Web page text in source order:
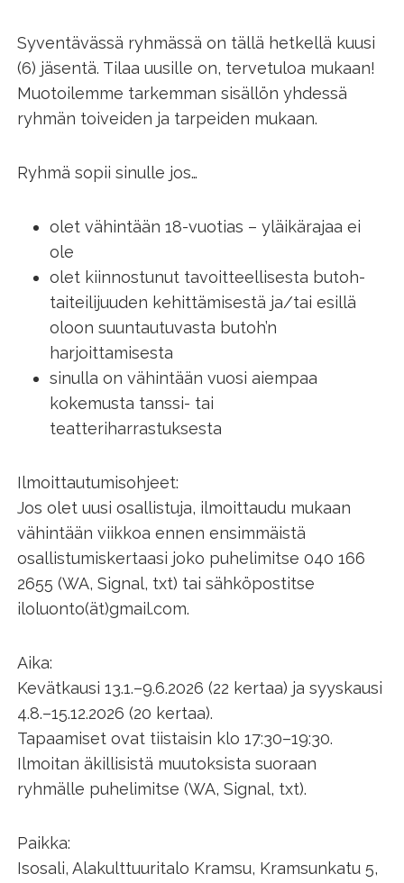
Syventävässä ryhmässä on tällä hetkellä kuusi
(6) jäsentä. Tilaa uusille on, tervetuloa mukaan!
Muotoilemme tarkemman sisällön yhdessä
ryhmän toiveiden ja tarpeiden mukaan.
Ryhmä sopii sinulle jos…
olet vähintään 18-vuotias – yläikärajaa ei
ole
olet kiinnostunut tavoitteellisesta butoh-
taiteilijuuden kehittämisestä ja/tai esillä
oloon suuntautuvasta butoh’n
harjoittamisesta
sinulla on vähintään vuosi aiempaa
kokemusta tanssi- tai
teatteriharrastuksesta
Ilmoittautumisohjeet:
Jos olet uusi osallistuja, ilmoittaudu mukaan
vähintään viikkoa ennen ensimmäistä
osallistumiskertaasi joko puhelimitse 040 166
2655 (WA, Signal, txt) tai sähköpostitse
iloluonto(ät)gmail.com.
Aika:
Kevätkausi 13.1.–9.6.2026 (22 kertaa) ja syyskausi
4.8.–15.12.2026 (20 kertaa).
Tapaamiset ovat tiistaisin klo 17:30–19:30.
Ilmoitan äkillisistä muutoksista suoraan
ryhmälle puhelimitse (WA, Signal, txt).
Paikka:
Isosali, Alakulttuuritalo Kramsu, Kramsunkatu 5,